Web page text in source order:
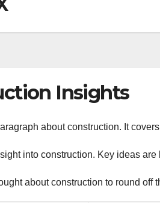
Insights
about construction. It
into construction. Key ideas
about construction to round off